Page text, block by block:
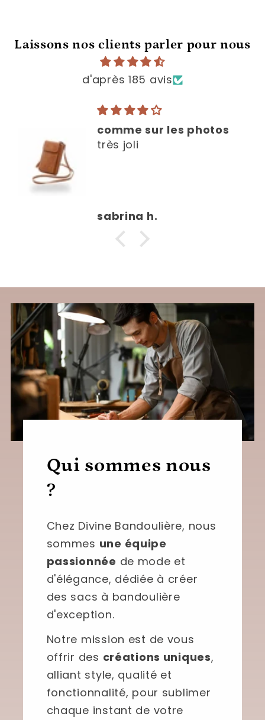
Laissons nos clients parler pour nous
d'après 185 avis
comme sur les photos
très joli
sabrina h.
Qui sommes nous
?
Chez Divine Bandoulière, nous
sommes une équipe
passionnée de mode et
d'élégance, dédiée à créer
des sacs à bandoulière
d'exception.
Notre mission est de vous
offrir des créations uniques,
alliant style, qualité et
fonctionnalité, pour sublimer
chaque instant de votre